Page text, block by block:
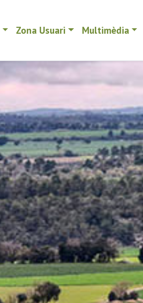
Zona Usuari Multimèdia